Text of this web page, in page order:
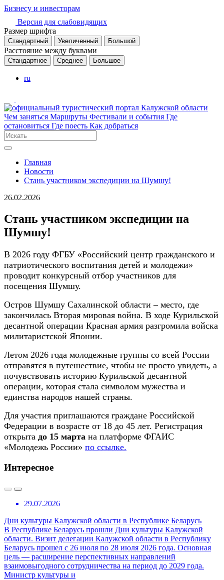
Бизнесу и инвесторам
Версия для слабовидящих
Размер шрифта
Стандартный Увеличенный Большой
Расстояние между буквами
Стандартное Среднее Большое
ru
Чем заняться Маршруты Фестивали и события Где
остановиться Где поесть Как добраться
Главная
Новости
Стань участником экспедиции на Шумшу!
26.02.2026
Стань участником экспедиции на
Шумшу!
В 2026 году ФГБУ «Российский центр гражданского и
патриотического воспитания детей и молодежи»
проводит конкурсный отбор участников для
посещения Шумшу.
Остров Шумшу Сахалинской области – место, где
закончилась Вторая мировая война. В ходе Курильской
десантной операции Красная армия разгромила войска
милитаристской Японии.
Летом 2026 года молодежные группы со всей России
отправятся в путешествие, чтобы не просто увидеть, а
почувствовать историю Курильской десантной
операции, которая стала символом мужества и
единства народов нашей страны.
Для участия приглашаются граждане Российской
Федерации в возрасте от 18 до 45 лет. Регистрация
открыта до 15 марта на платформе ФГАИС
«Молодежь России» по ссылке.
Интересное
29.07.2026
Дни культуры Калужской области в Республике Беларусь
В Республике Беларусь прошли Дни культуры Калужской
области. Визит делегации Калужской области в Республику
Беларусь прошел с 26 июля по 28 июля 2026 года. Основная
цель — расширение перспективных направлений
взаимовыгодного сотрудничества на период до 2029 года.
Министр культуры и